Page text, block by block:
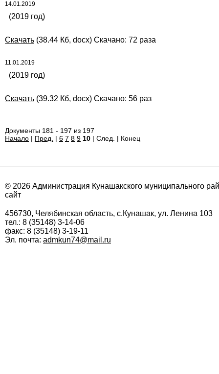
14.01.2019
(2019 год)
Скачать (38.44 Кб, docx) Скачано: 72 раза
11.01.2019
(2019 год)
Скачать (39.32 Кб, docx) Скачано: 56 раз
Документы 181 - 197 из 197
Начало | Пред. | 6 7 8 9 10 | След. | Конец
© 2026 Администрация Кунашакского муниципального
сайт
456730, Челябинская область, с.Кунашак, ул. Ленина 103
тел.: 8 (35148) 3-14-06
факс: 8 (35148) 3-19-11
Эл. почта: admkun74@mail.ru